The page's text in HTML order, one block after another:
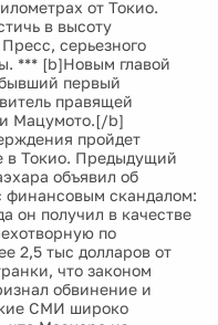
от Токио.
в высоту
серьезного
*** [b]Новым главой
первый
правящей
Мацумото.[/b]
пройдет
в Токио. Предыдущий
объявил об
финансовым скандалом:
он получил в качестве
по
2,5 тыс долларов от
что законом
обвинение и
СМИ широко